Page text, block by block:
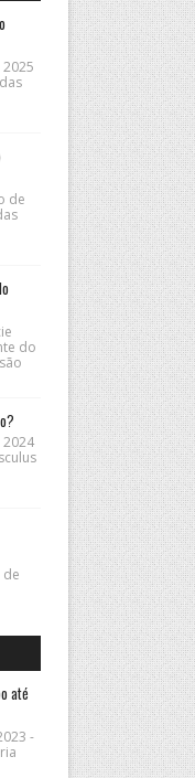
de
do
até
-